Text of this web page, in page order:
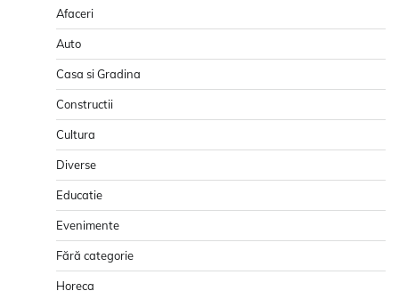
Afaceri
Auto
Casa si Gradina
Constructii
Cultura
Diverse
Educatie
Evenimente
Fără categorie
Horeca